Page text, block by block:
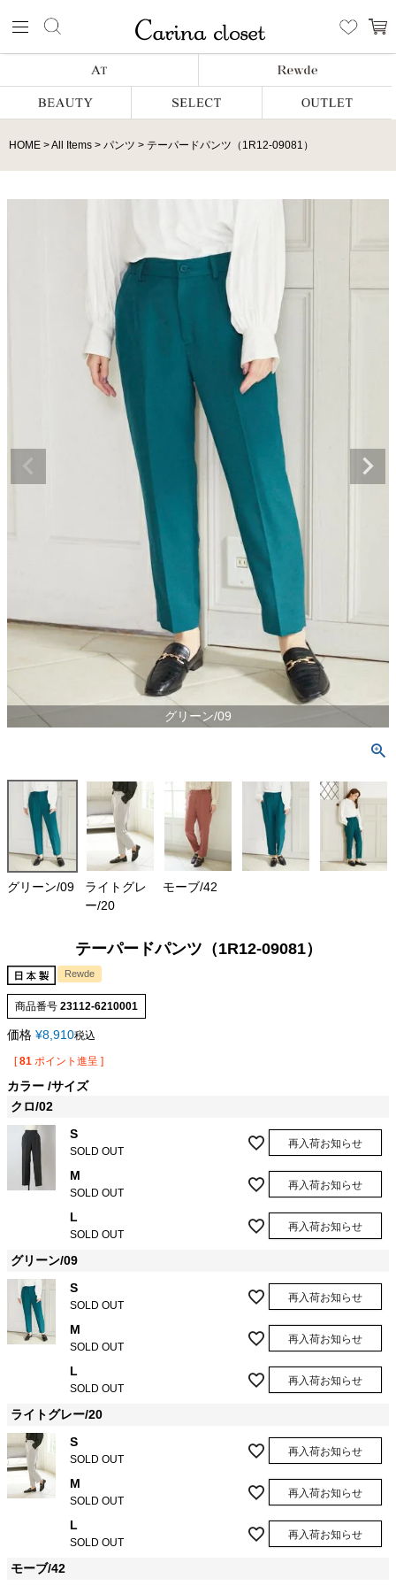
HOME All Items パンツ テーパードパンツ（1R12-09081）
グリーン/09
グリーン/09
ライトグレ
ー/20
モーブ/42
テーパードパンツ（1R12-09081）
Rewde
商品番号 23112-6210001
価格 ¥8,910税込
[ 81 ポイント進呈 ]
カラー サイズ
クロ/02
S
SOLD OUT
再入荷お知らせ
M
SOLD OUT
再入荷お知らせ
L
SOLD OUT
再入荷お知らせ
グリーン/09
S
SOLD OUT
再入荷お知らせ
M
SOLD OUT
再入荷お知らせ
L
SOLD OUT
再入荷お知らせ
ライトグレー/20
S
SOLD OUT
再入荷お知らせ
M
SOLD OUT
再入荷お知らせ
L
SOLD OUT
再入荷お知らせ
モーブ/42